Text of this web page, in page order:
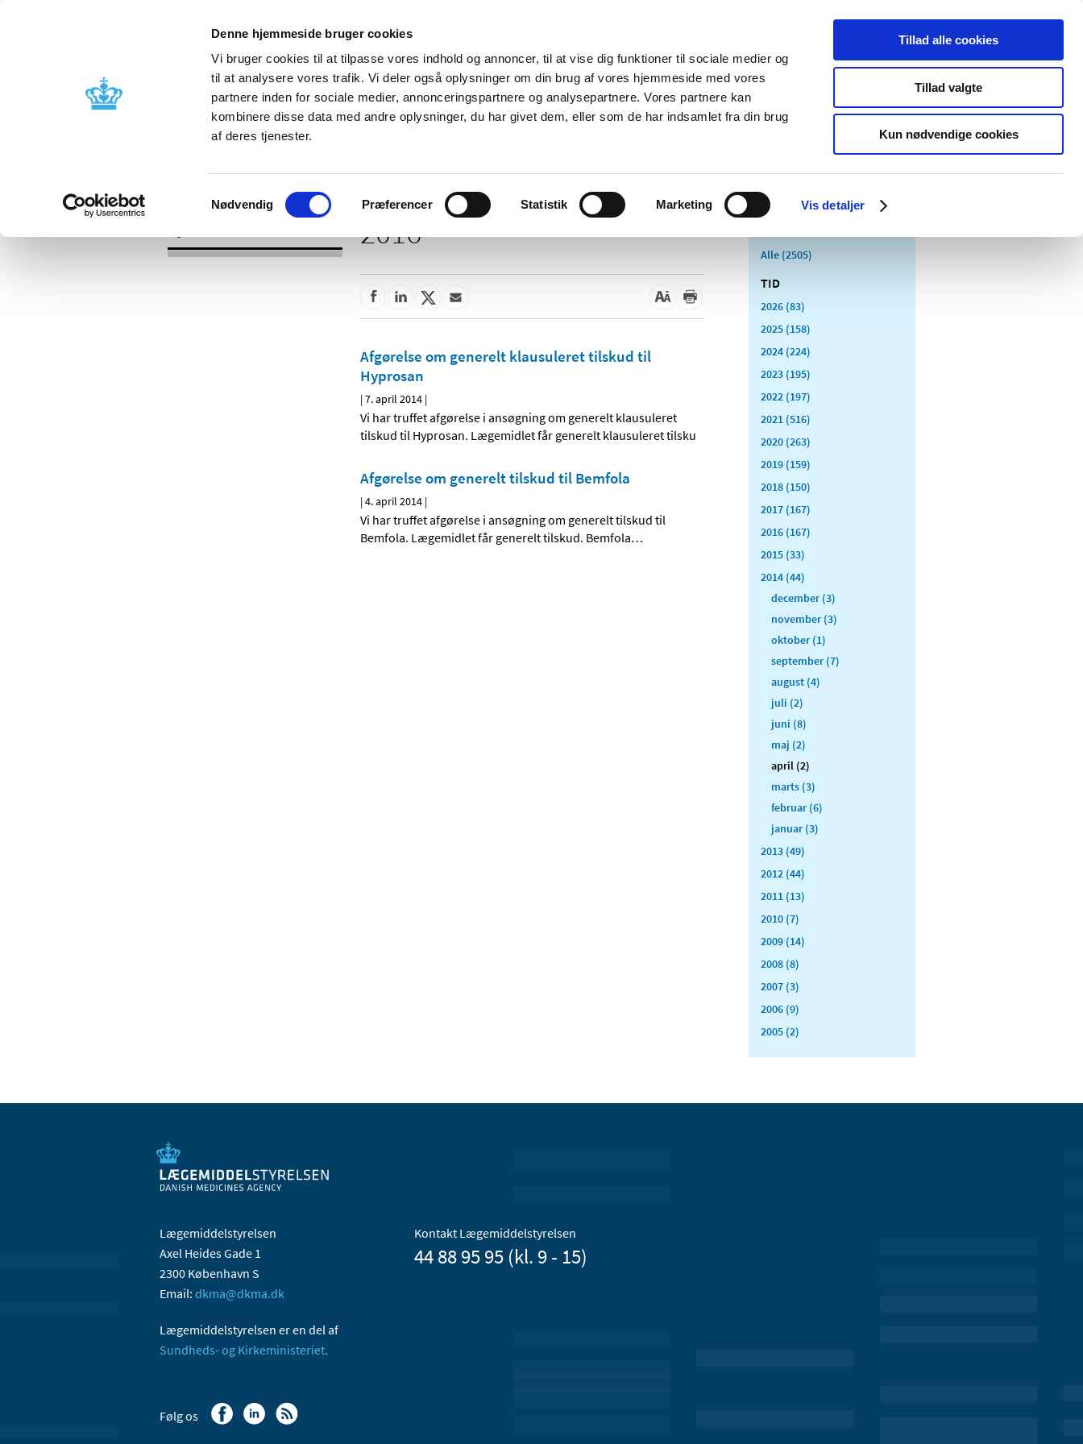
Denne hjemmeside bruger cookies
Vi bruger cookies til at tilpasse vores indhold og annoncer, til at vise dig funktioner til sociale medier og
til at analysere vores trafik. Vi deler også oplysninger om din brug af vores hjemmeside med vores
partnere inden for sociale medier, annonceringspartnere og analysepartnere. Vores partnere kan
kombinere disse data med andre oplysninger, du har givet dem, eller som de har indsamlet fra din brug
af deres tjenester.
Samtykkevalg
Nødvendig Præferencer Statistik Marketing Vis detaljer
Tillad alle cookies
Tillad valgte
Kun nødvendige cookies
Nyheder Om os Kontakt Udgivelser
Godkendelse og
Bivirkninger og
produktinformation
Tilskud og
Apoteker og salg af
Medicinsk
Særlige
produktområder
2016
Afgørelse om generelt klausuleret tilskud til
Hyprosan
|7. april 2014 |
Vi har truffet afgørelse i ansøgning om generelt klausuleret
tilskud til Hyprosan. Lægemidlet får generelt klausuleret tilsku
Afgørelse om generelt tilskud til Bemfola
|4. april 2014 |
Vi har truffet afgørelse i ansøgning om generelt tilskud til
Bemfola. Lægemidlet får generelt tilskud. Bemfola…
Alle (2505)
TID
2026 (83)
2025 (158)
2024 (224)
2023 (195)
2022 (197)
2021 (516)
2020 (263)
2019 (159)
2018 (150)
2017 (167)
2016 (167)
2015 (33)
2014 (44)
december (3)
november (3)
oktober (1)
september (7)
august (4)
juli (2)
juni (8)
maj (2)
april (2)
marts (3)
februar (6)
januar (3)
2013 (49)
2012 (44)
2011 (13)
2010 (7)
2009 (14)
2008 (8)
2007 (3)
2006 (9)
2005 (2)
Lægemiddelstyrelsen
Axel Heides Gade 1
2300 København S
Email: dkma@dkma.dk
Lægemiddelstyrelsen er en del af
Sundheds- og Kirkeministeriet.
Kontakt Lægemiddelstyrelsen
44 88 95 95 (kl. 9 - 15)
Følg os